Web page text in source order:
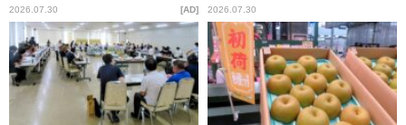
2026.07.30 AD
庁が語るトクリュウの実態
～」放送
2026.07.30